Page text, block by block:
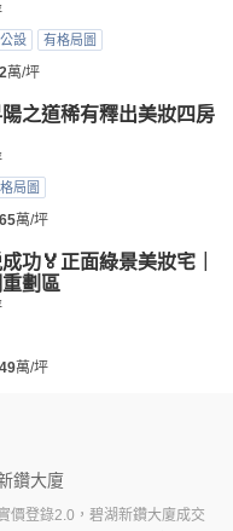
設 有格局圖
萬/坪
陽之道稀有釋出美妝四房
局圖
萬/坪
功🏅正面綠景美妝宅｜
劃區
萬/坪
鑽大廈
價登錄2.0，碧湖新鑽大廈成交